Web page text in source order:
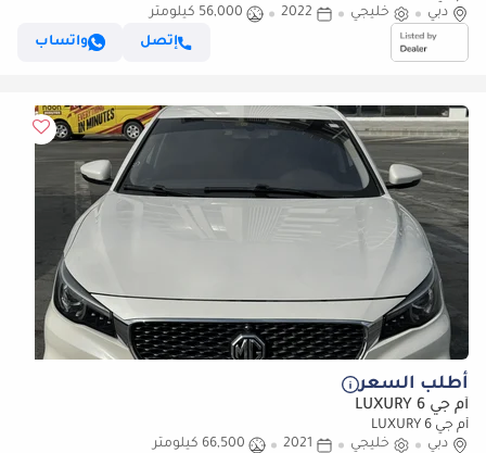
دبي
خليجي 2022
56,000 كيلومتر
إتصل
واتساب
أطلب السعر
أم جي 6 LUXURY
أم جي 6 LUXURY
دبي
خليجي 2021
66,500 كيلومتر